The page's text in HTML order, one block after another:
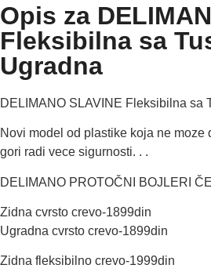
Opis za
Fleksibilna sa
Ugradna
DELIMANO SLAVINE Fleksibilna sa
Novi model od plastike koja ne moze
gori radi vece sigurnosti. . .
DELIMANO PROTOČNI BOJLERI
Zidna cvrsto crevo-1899din
Ugradna cvrsto crevo-1899din
Zidna fleksibilno crevo-1999din